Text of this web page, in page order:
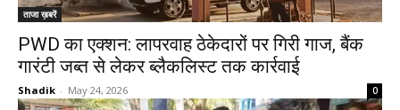
ताजा ख़बरें
PWD का एक्शन: लापरवाह ठेकेदारों पर गिरी गाज, बैंक
गारंटी जब्त से लेकर ब्लैकलिस्ट तक कार्रवाई
Shadik - May 24, 2026 0